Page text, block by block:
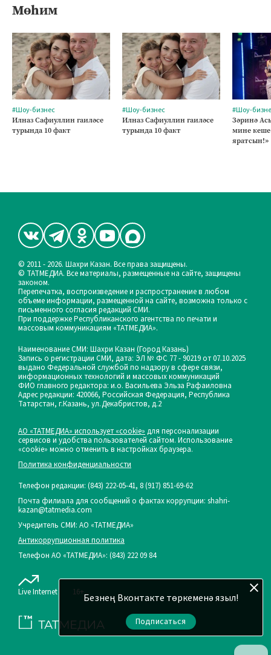
Мөһим
#Шоу-бизнес
Илназ Сафиуллин гаиләсе
турында 10 факт
#Шоу-бизнес
Илназ Сафиуллин гаиләсе
турында 10 факт
#Шоу-
Зәринә
мине
яратсын!»
Безнең Вконтакте төркеменә языл!
Подписаться
© 2011 - 2026. Шахри Казан. Все права защищены.
© ТАТМЕДИА. Все материалы, размещенные на сайте, защищены
законом.
Перепечатка, воспроизведение и распространение в любом
объеме информации, размещенной на сайте, возможна только с
письменного согласия редакций СМИ.
При поддержке Республиканского агентства по печати и
массовым коммуникациям «ТАТМЕДИА».
Наименование СМИ: Шахри Казан (Город Казань)
Запись о регистрации СМИ, дата: ЭЛ № ФС 77 - 90219 от 07.10.2025
выдано Федеральной службой по надзору в сфере связи,
информационных технологий и массовых коммуникаций
ФИО главного редактора: и.о. Васильева Эльза Рафаиловна
Адрес редакции: 420066, Российская Федерация, Республика
Татарстан, г.Казань, ул.Декабристов, д.2
АО «ТАТМЕДИА» использует «cookie» для персонализации
сервисов и удобства пользователей сайтом. Использование
«cookie» можно отменить в настройках браузера.
Политика конфиденциальности
Телефон редакции: (843) 222-05-41, 8 (917) 851-69-62
Почта филиала для сообщений о фактах коррупции: shahri-
kazan@tatmedia.com
Учредитель СМИ: АО «ТАТМЕДИА»
Антикоррупционная политика
Телефон АО «ТАТМЕДИА»: (843) 222 09 84
Live Internet 16+